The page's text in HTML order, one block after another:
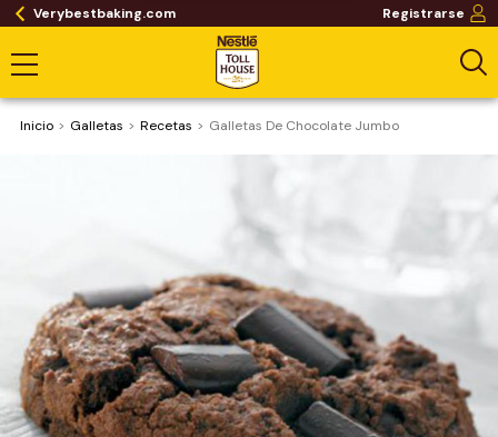
Verybestbaking.com Registrarse
Inicio Galletas Recetas Galletas De Chocolate Jumbo